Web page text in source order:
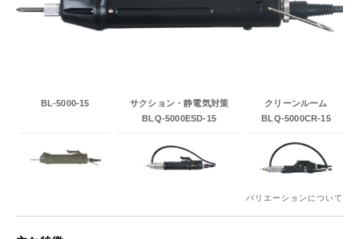
バリエーションについて
BL-5000-15
サクション・静電気対策
BLQ-5000ESD-15
クリーンルーム
BLQ-5000CR-15